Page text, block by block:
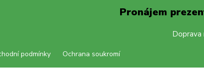
Pronájem
Doprava
podmínky Ochrana soukromí